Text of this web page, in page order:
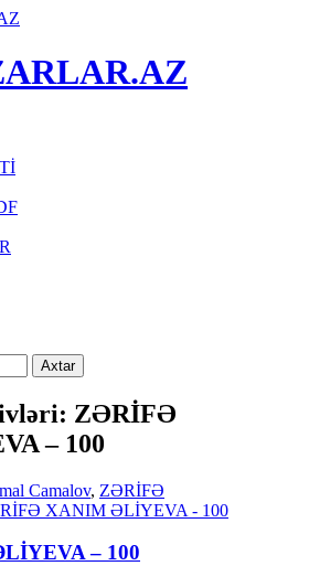
ZƏRİFƏ
– 100
Camalov, ZƏRİFƏ
XANIM ƏLİYEVA - 100
– 100